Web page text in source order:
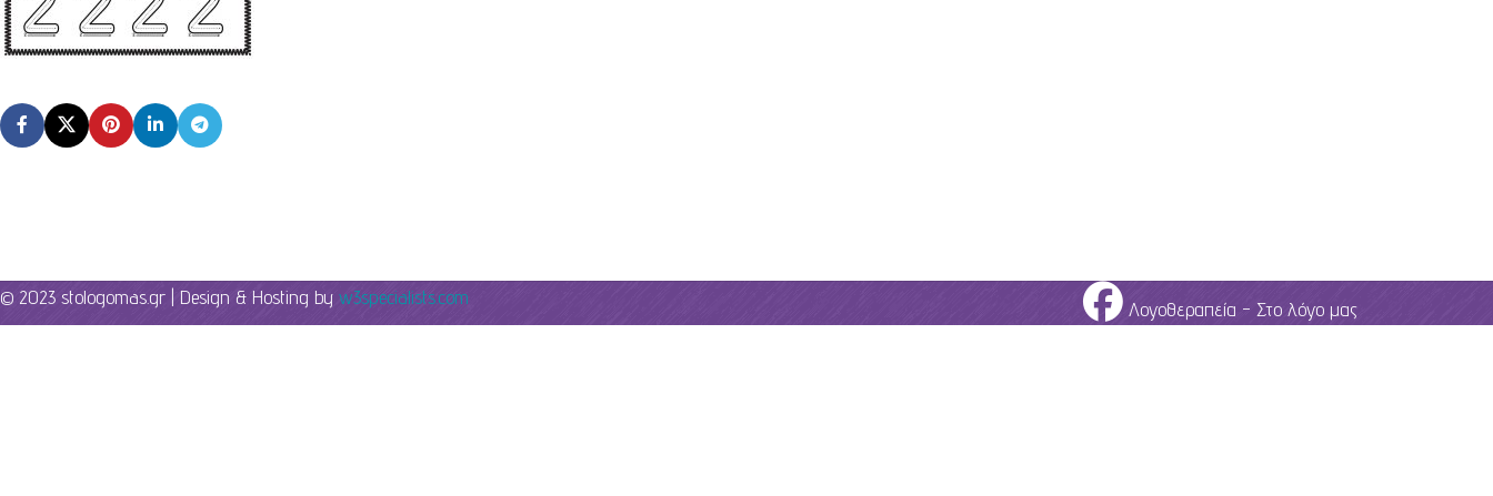
© 2023 stologomas.gr | Design & Hosting by w3specialists.com
Λογοθεραπεία - Στο λόγο μας